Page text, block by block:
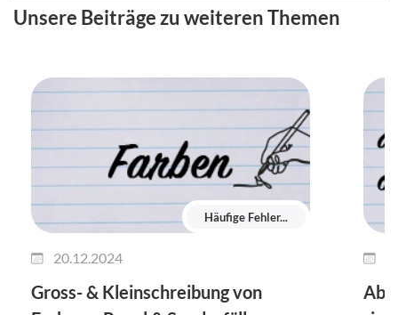
Unsere Beiträge zu weiteren Themen
Häufige Fehler...
20.12.2024
Gross- & Kleinschreibung von
Ab